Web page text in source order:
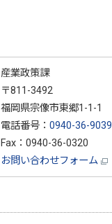
産業政策課
〒811-3492
福岡県宗像市東郷1-1-1
電話番号： 0940-36-9039
Fax：0940-36-0320
お問い合わせフォーム